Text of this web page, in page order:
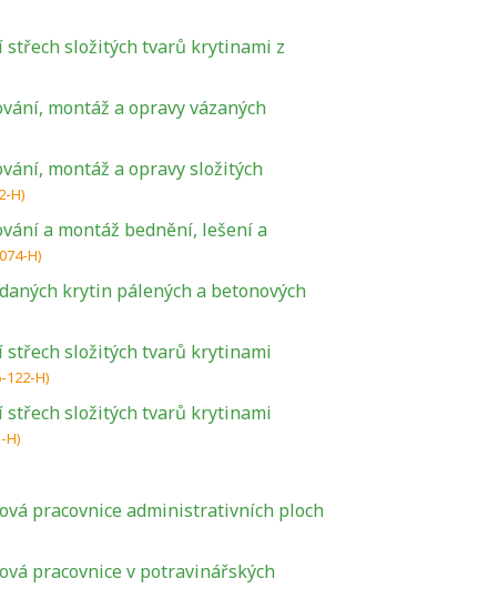
střech složitých tvarů krytinami z
montáž a opravy vázaných
montáž a opravy složitých
H)
a montáž bednění, lešení a
H)
krytin pálených a betonových
střech složitých tvarů krytinami
122-H)
střech složitých tvarů krytinami
H)
pracovnice administrativních ploch
pracovnice v potravinářských